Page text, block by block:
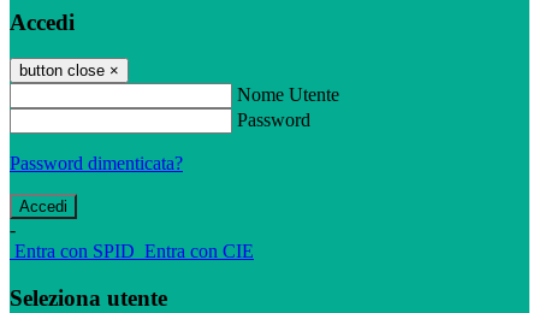
Accedi
button close ×
Nome Utente
Password
Password dimenticata?
-
Entra con SPID Entra con CIE
Seleziona utente